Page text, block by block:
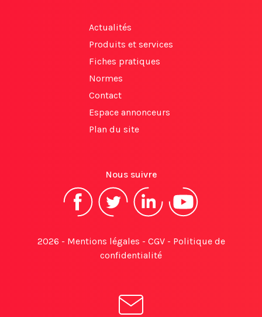
Actualités
Produits et services
Fiches pratiques
Normes
Contact
Espace annonceurs
Plan du site
Nous suivre
2026 - Mentions légales - CGV- Politique de
confidentialité